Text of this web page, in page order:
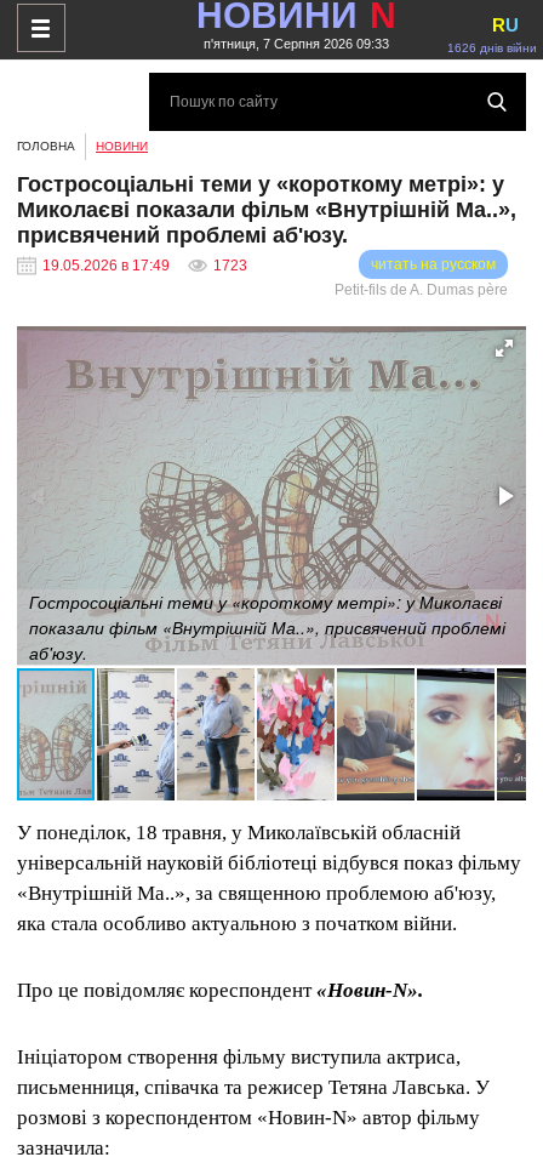
НОВИНИ N
п'ятниця, 7 Серпня 2026 09:33 1626 днів війни
RU
ГОЛОВНА НОВИНИ
Гостросоціальні теми у «короткому метрі»: у
Миколаєві показали фільм «Внутрішній Ма..»,
присвячений проблемі аб'юзу.
19.05.2026 в 17:49 1723
читать на русском
Petit-fils de A. Dumas père
Гостросоціальні теми у «короткому метрі»: у Миколаєві
показали фільм «Внутрішній Ма..», присвячений проблемі
аб'юзу.
У понеділок, 18 травня, у Миколаївській обласній
універсальній науковій бібліотеці відбувся показ фільму
«Внутрішній Ма..», за священною проблемою аб'юзу,
яка стала особливо актуальною з початком війни.
Про це повідомляє кореспондент«Новин-N».
Ініціатором створення фільму виступила актриса,
письменниця, співачка та режисер Тетяна Лавська. У
розмові з кореспондентом «Новин-N» автор фільму
зазначила: